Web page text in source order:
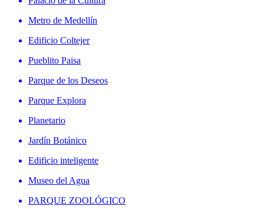
Metro de Medellín
Edificio Coltejer
Pueblito Paisa
Parque de los Deseos
Parque Explora
Planetario
Jardín Botánico
Edificio inteligente
Museo del Agua
PARQUE ZOOLÓGICO